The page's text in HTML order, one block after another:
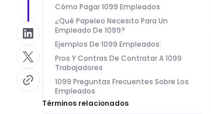
Cómo Pagar 1099 Empleados
¿Qué Papeleo Necesito Para Un
Empleado De 1099?
Ejemplos De 1099 Empleados:
Pros Y Contras De Contratar A 1099
Trabajadores
1099 Preguntas Frecuentes Sobre Los
Empleados
Términos relacionados